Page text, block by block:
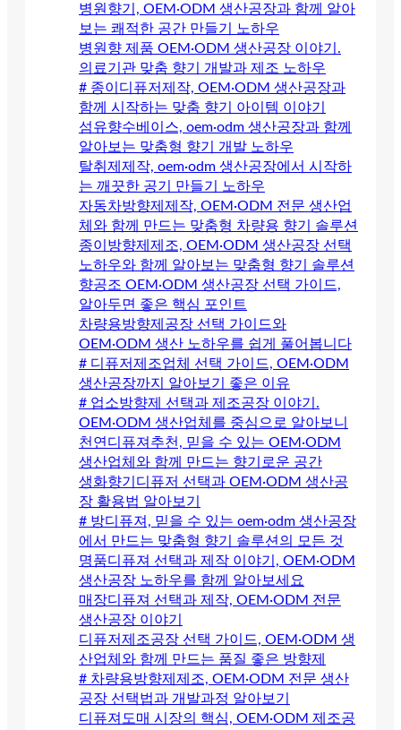
병원향기, OEM·ODM 생산공장과 함께 알아
보는 쾌적한 공간 만들기 노하우
병원향 제품 OEM·ODM 생산공장 이야기.
의료기관 맞춤 향기 개발과 제조 노하우
# 종이디퓨저제작, OEM·ODM 생산공장과
함께 시작하는 맞춤 향기 아이템 이야기
섬유향수베이스, oem·odm 생산공장과 함께
알아보는 맞춤형 향기 개발 노하우
탈취제제작, oem·odm 생산공장에서 시작하
는 깨끗한 공기 만들기 노하우
자동차방향제제작, OEM·ODM 전문 생산업
체와 함께 만드는 맞춤형 차량용 향기 솔루션
종이방향제제조, OEM·ODM 생산공장 선택
노하우와 함께 알아보는 맞춤형 향기 솔루션
향공조 OEM·ODM 생산공장 선택 가이드,
알아두면 좋은 핵심 포인트
차량용방향제공장 선택 가이드와
OEM·ODM 생산 노하우를 쉽게 풀어봅니다
# 디퓨저제조업체 선택 가이드, OEM·ODM
생산공장까지 알아보기 좋은 이유
# 업소방향제 선택과 제조공장 이야기.
OEM·ODM 생산업체를 중심으로 알아보니
천연디퓨져추천, 믿을 수 있는 OEM·ODM
생산업체와 함께 만드는 향기로운 공간
생화향기디퓨저 선택과 OEM·ODM 생산공
장 활용법 알아보기
# 방디퓨져, 믿을 수 있는 oem·odm 생산공장
에서 만드는 맞춤형 향기 솔루션의 모든 것
명품디퓨져 선택과 제작 이야기, OEM·ODM
생산공장 노하우를 함께 알아보세요
매장디퓨져 선택과 제작, OEM·ODM 전문
생산공장 이야기
디퓨저제조공장 선택 가이드, OEM·ODM 생
산업체와 함께 만드는 품질 좋은 방향제
# 차량용방향제제조, OEM·ODM 전문 생산
공장 선택법과 개발과정 알아보기
디퓨져도매 시장의 핵심, OEM·ODM 제조공